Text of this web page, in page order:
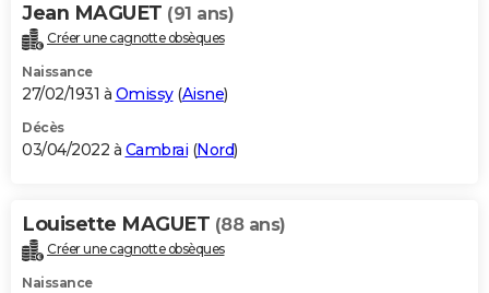
Jean MAGUET (91 ans)
Créer une cagnotte obsèques
Naissance
27/02/1931 à Omissy(Aisne)
Décès
03/04/2022 à Cambrai (Nord)
Louisette MAGUET (88 ans)
Créer une cagnotte obsèques
Naissance